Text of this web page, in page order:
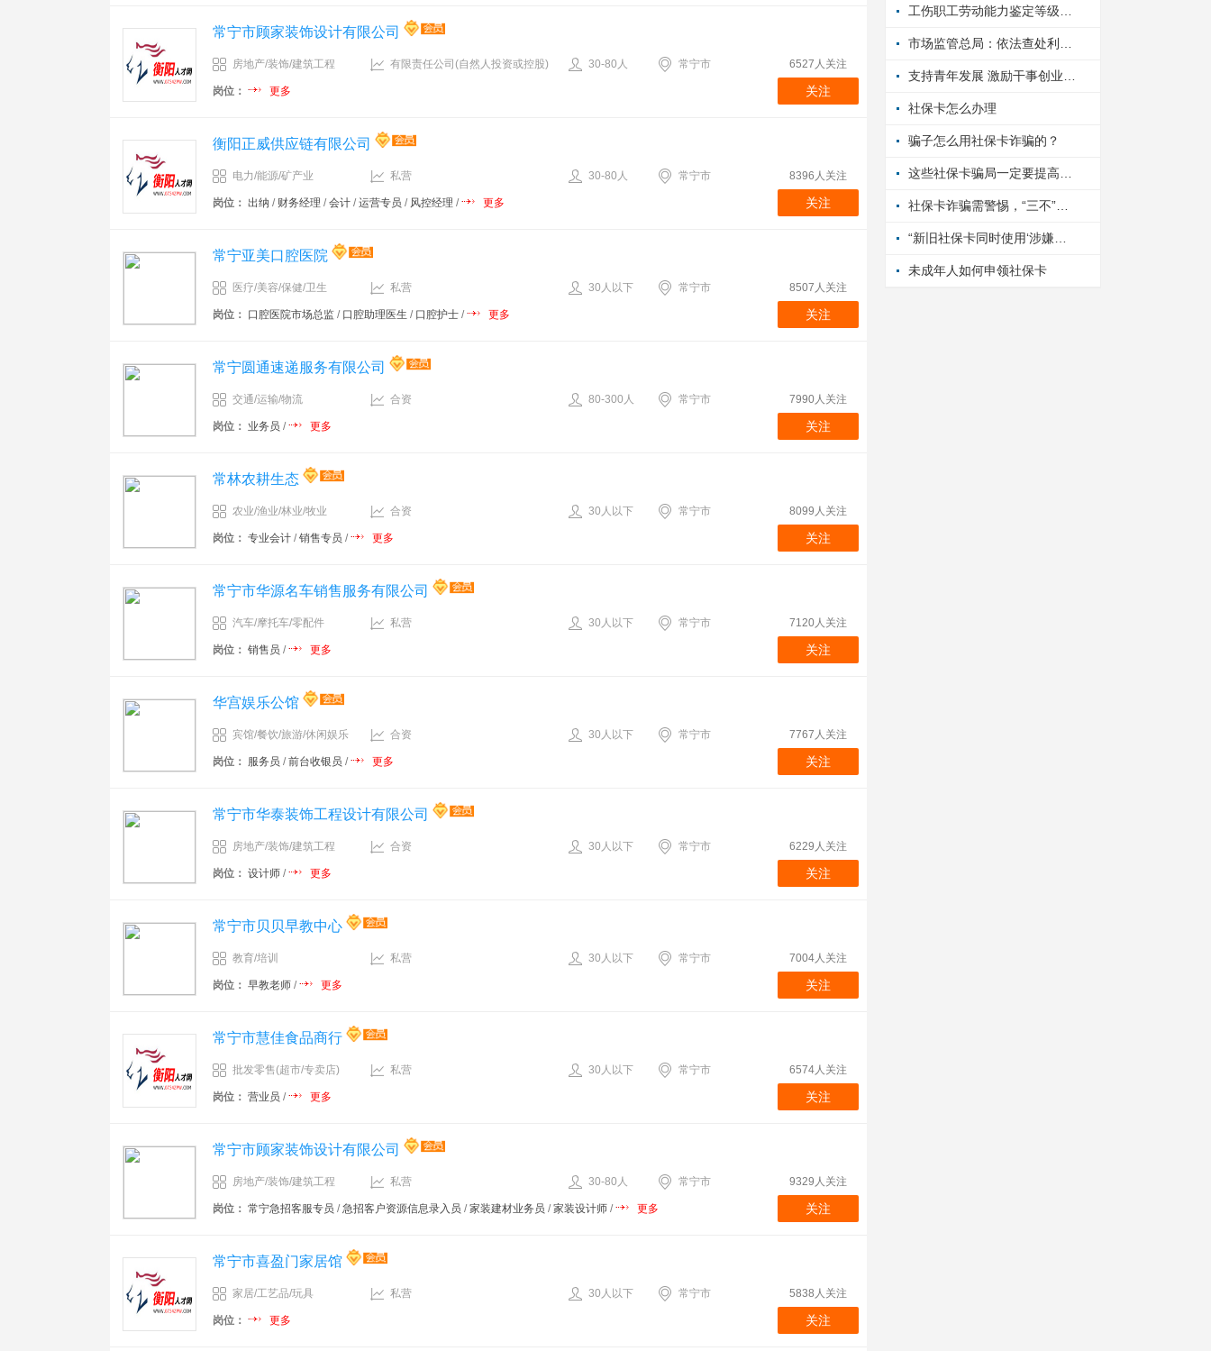
常宁市顾家装饰设计有限公司
房地产/装饰/建筑工程 有限责任公司(自然人投资或控股) 30-80人 常宁市
岗位： 更多
6527人关注
关注
衡阳正威供应链有限公司
电力/能源/矿产业 私营 30-80人 常宁市
岗位： 出纳 / 财务经理 /会计 /运营专员 / 风控经理 / 更多
8396人关注
关注
常宁亚美口腔医院
医疗/美容/保健/卫生 私营 30人以下 常宁市
岗位： 口腔医院市场总监 / 口腔助理医生 / 口腔护士 / 更多
8507人关注
关注
常宁圆通速递服务有限公司
交通/运输/物流 合资 80-300人 常宁市
岗位： 业务员 / 更多
7990人关注
关注
常林农耕生态
农业/渔业/林业/牧业 合资 30人以下 常宁市
岗位： 专业会计 /销售专员 / 更多
8099人关注
关注
常宁市华源名车销售服务有限公司
汽车/摩托车/零配件 私营 30人以下 常宁市
岗位： 销售员 / 更多
7120人关注
关注
华宫娱乐公馆
宾馆/餐饮/旅游/休闲娱乐 合资 30人以下 常宁市
岗位： 服务员 /前台收银员 / 更多
7767人关注
关注
常宁市华泰装饰工程设计有限公司
房地产/装饰/建筑工程 合资 30人以下 常宁市
岗位： 设计师 / 更多
6229人关注
关注
常宁市贝贝早教中心
教育/培训 私营 30人以下 常宁市
岗位： 早教老师 / 更多
7004人关注
关注
常宁市慧佳食品商行
批发零售(超市/专卖店) 私营 30人以下 常宁市
岗位： 营业员 / 更多
6574人关注
关注
常宁市顾家装饰设计有限公司
房地产/装饰/建筑工程 私营 30-80人 常宁市
岗位： 常宁急招客服专员 /急招客户资源信息录入员 /家装建材业务员 /家装设计师 / 更多
9329人关注
关注
常宁市喜盈门家居馆
家居/工艺品/玩具 私营 30人以下 常宁市
岗位： 更多
5838人关注
关注
社保卡怎么办理
骗子怎么用社保卡诈骗的？
未成年人如何申领社保卡